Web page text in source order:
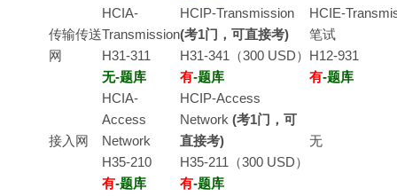
传输传送
网
HCIA-
Transmission
H31-311
无-题库
HCIP-Transmission
(考1门，可直接考)
H31-341（300 USD）
有-题库
HCIE-
笔试
H12-931
有-题库
接入网
HCIA-
Access
Network
H35-210
有-题库
HCIP-Access
Network (考1门，可
直接考)
H35-211（300 USD）
有-题库
无